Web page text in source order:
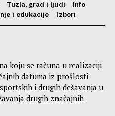
Tuzla, grad i ljudi
Info
i edukacije Izbori
koju se računa u realizaciji
datuma iz prošlosti
i drugih dešavanja u
drugih značajnih